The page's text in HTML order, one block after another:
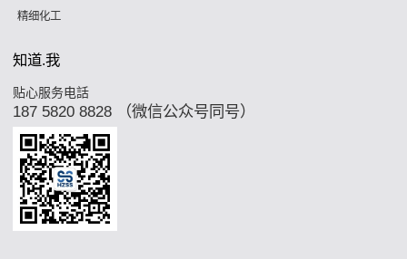
精细化工
知道.我
贴心服务电話
187 5820 8828 （微信公众号同号）